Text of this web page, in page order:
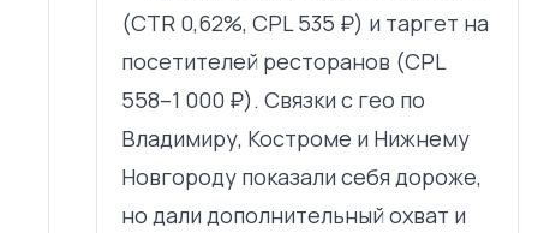
(CTR 0,62%, CPL 535 ₽) и таргет на
посетителей ресторанов (CPL
558–1 000 ₽). Связки с гео по
Владимиру, Костроме и Нижнему
Новгороду показали себя дороже,
но дали дополнительный охват и